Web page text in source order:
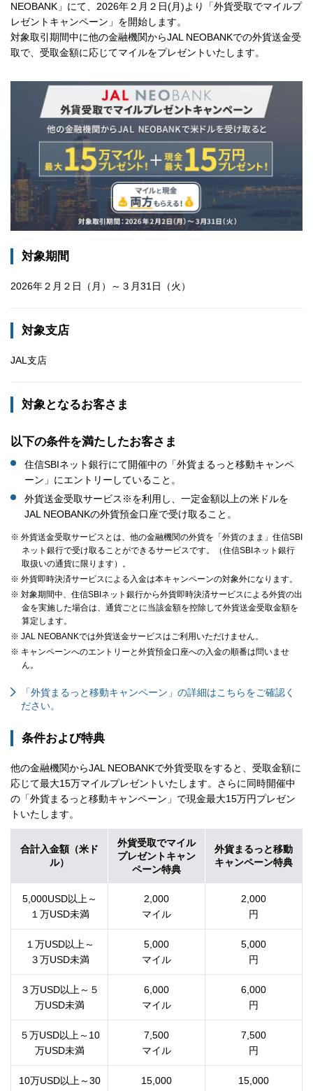
NEOBANK」にて、2026年２月２日(月)より「外貨受取でマイルプ
レゼントキャンペーン」を開始します。
対象取引期間中に他の金融機関からJAL NEOBANKでの外貨送金受
取で、受取金額に応じてマイルをプレゼントいたします。
対象期間
2026年２月２日（月）～３月31日（火）
対象支店
JAL支店
対象となるお客さま
以下の条件を満たしたお客さま
住信SBIネット銀行にて開催中の「外貨まるっと移動キャンペ
ーン」にエントリーしていること。
外貨送金受取サービス※を利用し、一定金額以上の米ドルを
JAL NEOBANKの外貨預金口座で受け取ること。
※ 外貨送金受取サービスとは、他の金融機関の外貨を「外貨のまま」住信SBI
ネット銀行で受け取ることができるサービスです。（住信SBIネット銀行
取扱いの通貨に限ります）。
※ 外貨即時決済サービスによる入金は本キャンペーンの対象外になります。
※ 対象期間中、住信SBIネット銀行から外貨即時決済サービスによる外貨の出
金を実施した場合は、通貨ごとに当該金額を控除して外貨送金受取金額を
算定します。
※ JAL NEOBANKでは外貨送金サービスはご利用いただけません。
※ キャンペーンへのエントリーと外貨預金口座への入金の順番は問いませ
ん。
「外貨まるっと移動キャンペーン」の詳細はこちらをご確認く
ださい。
条件および特典
他の金融機関からJAL NEOBANKで外貨受取をすると、受取金額に
応じて最大15万マイルプレゼントいたします。さらに同時開催中
の「外貨まるっと移動キャンペーン」で現金最大15万円プレゼン
トいたします。
合計入金額（米ド
ル）
外貨受取でマイル
プレゼントキャン
ペーン特典
外貨まるっと移動
キャンペーン特典
5,000USD以上～
１万USD未満
2,000
マイル
2,000
円
１万USD以上～
３万USD未満
5,000
マイル
5,000
円
３万USD以上～５
万USD未満
6,000
マイル
6,000
円
５万USD以上～10
万USD未満
7,500
マイル
7,500
円
10万USD以上～30
15,000
15,000